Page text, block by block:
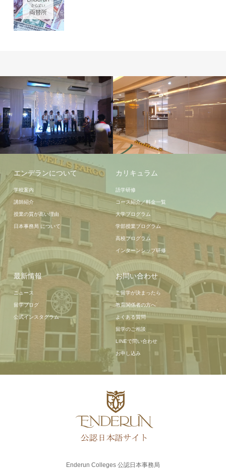
授業
学校施設
エンデランについて
学校案内
講師紹介
授業の質が高い理由
日本事務局 について
カリキュラム
語学研修
コース紹介／料金一覧
大学プログラム
学部授業プログラム
高校プログラム
インターンシップ研修
最新情報
ニュース
留学ブログ
公式インスタグラム
お問い合わせ
ご留学が決まったら
教育関係者の方へ
よくある質問
留学のご相談
LINEで問い合わせ
お申し込み
Enderun Colleges 公認日本事務局